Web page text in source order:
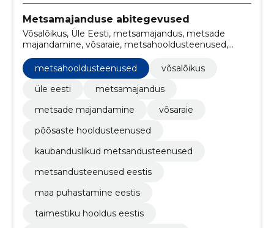
Metsamajanduse abitegevused
Võsalõikus, Üle Eesti, metsamajandus, metsade
majandamine, võsaraie, metsahooldusteenused,
põõsaste hooldusteenused, kaubanduslikud
metsandusteenused, metsandusteenused Eestis,
maa puhastamine Eestis
metsahooldusteenused
võsalõikus
üle eesti
metsamajandus
metsade majandamine
võsaraie
põõsaste hooldusteenused
kaubanduslikud metsandusteenused
metsandusteenused eestis
maa puhastamine eestis
taimestiku hooldus eestis